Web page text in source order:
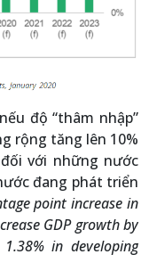
độ “thâm nhập”
rộng tăng lên 10%
với những nước
đang phát triển
point increase in
GDP growth by
in developing